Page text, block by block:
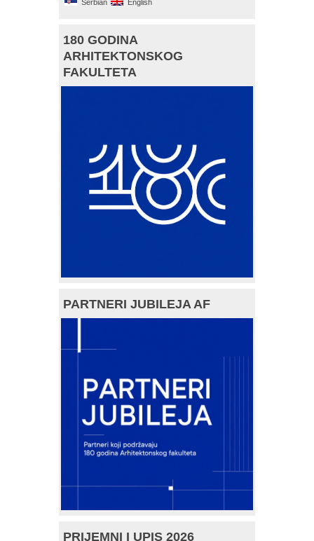
Serbian English
180 GODINA
ARHITEKTONSKOG
FAKULTETA
PARTNERI JUBILEJA AF
PRIJEMNI I UPIS 2026